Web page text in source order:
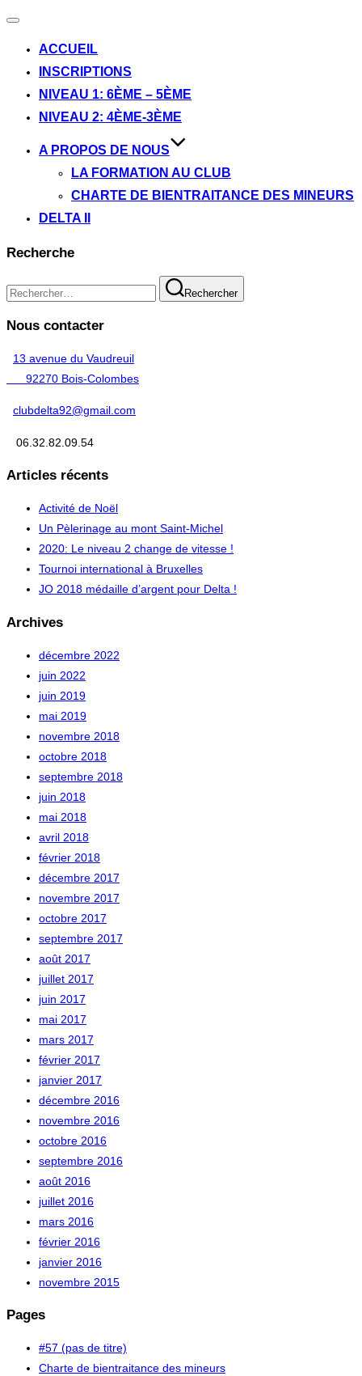
Ouvrir/fermer
navigationACCUEIL
INSCRIPTIONS
NIVEAU 1: 6ÈME – 5ÈME
NIVEAU 2: 4ÈME-3ÈME
A PROPOS DE NOUS
LA FORMATION AU CLUB
CHARTE DE BIENTRAITANCE DES MINEURS
DELTA II
Recherche
Recherche
pour :
Rechercher
Nous contacter
13 avenue du Vaudreuil
92270 Bois-Colombes
clubdelta92@gmail.com
06.32.82.09.54
Articles récents
Activité de Noël
Un Pèlerinage au mont Saint-Michel
2020: Le niveau 2 change de vitesse !
Tournoi international à Bruxelles
JO 2018 médaille d’argent pour Delta !
Archives
décembre 2022
juin 2022
juin 2019
mai 2019
novembre 2018
octobre 2018
septembre 2018
juin 2018
mai 2018
avril 2018
février 2018
décembre 2017
novembre 2017
octobre 2017
septembre 2017
août 2017
juillet 2017
juin 2017
mai 2017
mars 2017
février 2017
janvier 2017
décembre 2016
novembre 2016
octobre 2016
septembre 2016
août 2016
juillet 2016
mars 2016
février 2016
janvier 2016
novembre 2015
Pages
#57 (pas de titre)
Charte de bientraitance des mineurs